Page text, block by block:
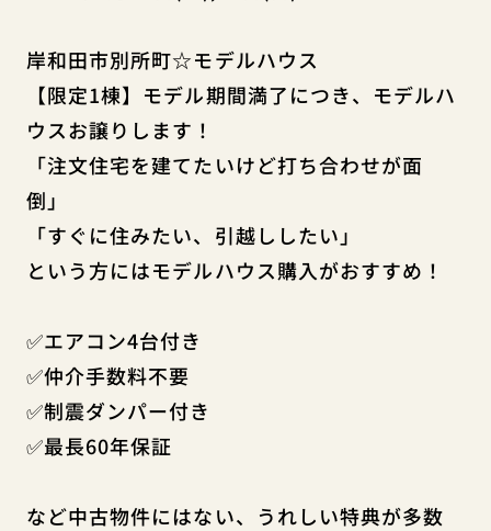
岸和田市別所町☆モデルハウス
【限定1棟】モデル期間満了につき、モデルハ
ウスお譲りします！
「注文住宅を建てたいけど打ち合わせが面
倒」
「すぐに住みたい、引越ししたい」
という方にはモデルハウス購入がおすすめ！
✅エアコン4台付き
✅仲介手数料不要
✅制震ダンパー付き
✅最長60年保証
など中古物件にはない、うれしい特典が多数